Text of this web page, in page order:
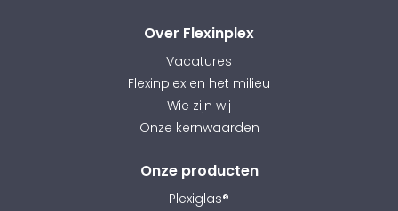
Over Flexinplex
Vacatures
Flexinplex en het milieu
Wie zijn wij
Onze kernwaarden
Onze producten
Plexiglas®